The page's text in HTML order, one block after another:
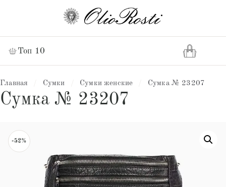
Топ 10
Главная Сумки Сумки женские Сумка № 23207
Сумка № 23207
-52%